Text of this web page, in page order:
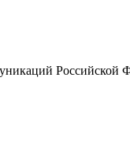
Российской